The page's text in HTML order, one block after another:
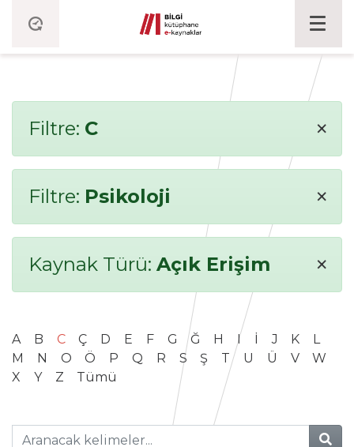
Filtre: C ×
Filtre: Psikoloji ×
Kaynak Türü: Açık Erişim ×
A B C Ç D E F G Ğ H I İ J K
L
M
N O Ö P Q R S Ş T U Ü V
W
X
Y Z Tümü